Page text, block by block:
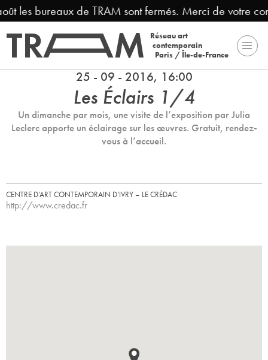
les bureaux de TRAM sont fermés. Merci de votre
Réseau art
contemporain
Paris / Île-de-France
25 - 09 - 2016, 16:00
Les Éclairs 1/4
Un dimanche par mois, une visite de l’exposition par Julia
Leclerc apporte un éclairage sur les œuvres. Gratuit, rendez-
vous à l’accueil.
CENTRE D’ART CONTEMPORAIN D’IVRY – LE CRÉDAC
http://www.credac.fr